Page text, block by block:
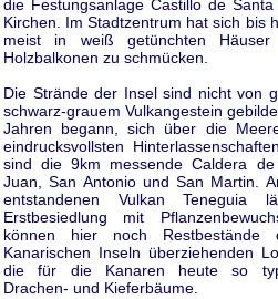
die Festungsanlage Castillo de
Kirchen. Im Stadtzentrum hat sich bis
meist in weiß getünchten Häuser
Holzbalkonen zu schmücken.
Die Strände der Insel sind nicht von
schwarz-grauem Vulkangestein
Jahren begann, sich über die
eindrucksvollsten
sind die 9km messende Caldera
Juan, San Antonio und San Martin.
entstandenen Vulkan
Erstbesiedlung mit
können hier noch
Kanarischen Inseln überziehenden
die für die Kanaren heute so
Drachen- und Kieferbäume.